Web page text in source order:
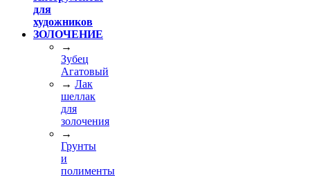
для
художников
ЗОЛОЧЕНИЕ
→
Зубец
Агатовый
→ Лак
шеллак
для
золочения
→
Грунты
и
полименты